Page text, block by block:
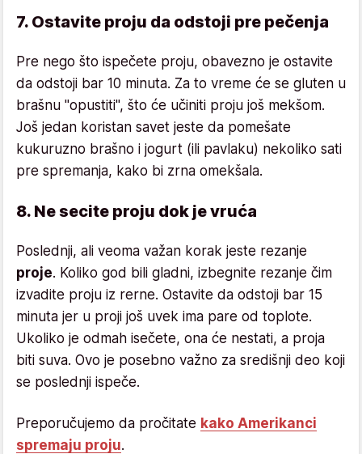
7. Ostavite proju da odstoji pre pečenja
Pre nego što ispečete proju, obavezno je ostavite
da odstoji bar 10 minuta. Za to vreme će se gluten u
brašnu "opustiti", što će učiniti proju još mekšom.
Još jedan koristan savet jeste da pomešate
kukuruzno brašno i jogurt (ili pavlaku) nekoliko sati
pre spremanja, kako bi zrna omekšala.
8. Ne secite proju dok je vruća
Poslednji, ali veoma važan korak jeste rezanje
proje. Koliko god bili gladni, izbegnite rezanje čim
izvadite proju iz rerne. Ostavite da odstoji bar 15
minuta jer u proji još uvek ima pare od toplote.
Ukoliko je odmah isečete, ona će nestati, a proja
biti suva. Ovo je posebno važno za središnji deo koji
se poslednji ispeče.
Preporučujemo da pročitate kako Amerikanci
spremaju proju.